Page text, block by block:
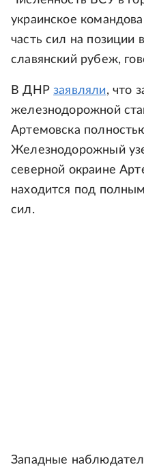
украинское
часть сил на позиции
славянский рубеж,
В ДНРзаявляли, что
железнодорожной
Артемовска
Железнодорожный
северной окраине
находится под
сил.
Западные